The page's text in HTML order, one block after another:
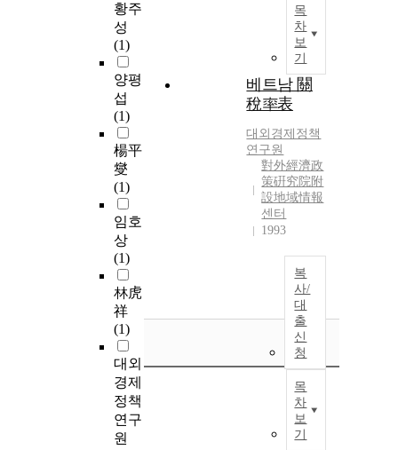
황주
성
(1)
양평
섭
(1)
楊平
燮
(1)
임호
상
(1)
林虎
祥
(1)
대외
경제
정책
연구
원
목
차
보
기
베트남 關
稅率表
대외경제정책
연구원
對外經濟政
策硏究院附
設地域情報
센터
1993
복
사/
대
출
신
청
목
차
보
기